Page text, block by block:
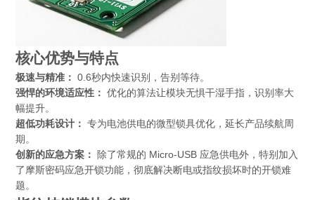
核心优势与特点
极速与精准： 0.6秒内快速识别，告别等待。
强悍的环境适应性： 优化的算法让模块无惧干湿手指，识别率大
幅提升。
超低功耗设计： 专为电池供电的微型锁具优化，延长产品续航周
期。
创新的应急方案：
除了常规的 Micro-USB 应急供电外，特别加入
了摩斯密码应急开锁功能，彻底解决断电或指纹损坏时的开锁难
题。